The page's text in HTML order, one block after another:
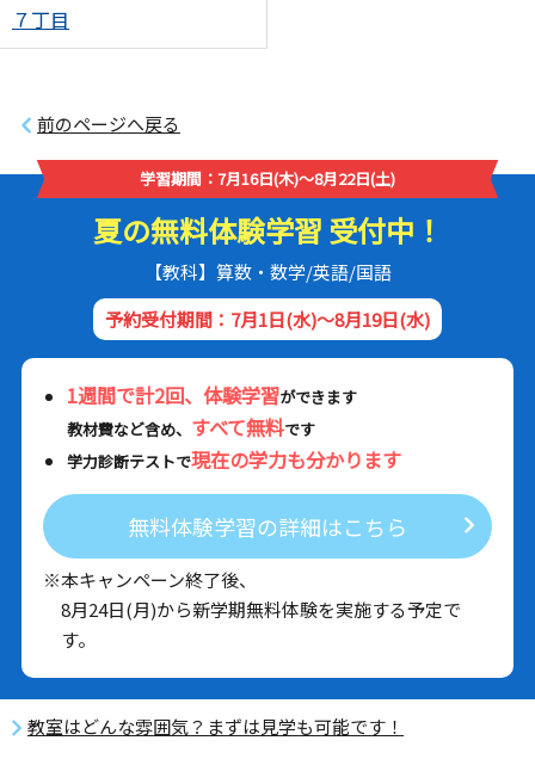
７丁目
前のページへ戻る
学習期間：7月16日(木)～8月22日(土)
夏の無料体験学習 受付中！
【教科】算数・数学/英語/国語
予約受付期間：7月1日(水)～8月19日(水)
1週間で計2回、体験学習ができます
教材費など含め、 すべて無料です
学力診断テストで現在の学力も分かります
無料体験学習の詳細はこちら
※本キャンペーン終了後、
8月24日(月)から新学期無料体験を実施する予定で
す。
教室はどんな雰囲気？まずは見学も可能です！